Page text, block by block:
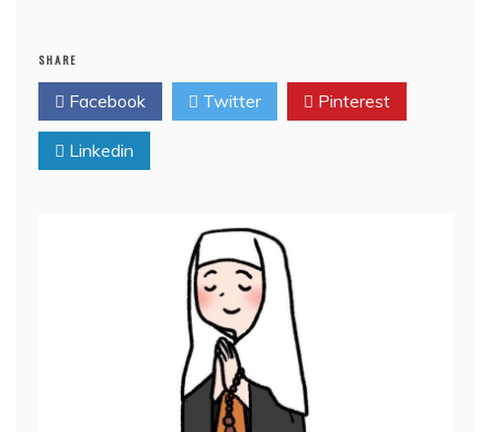
SHARE
Facebook Twitter Pinterest
Linkedin